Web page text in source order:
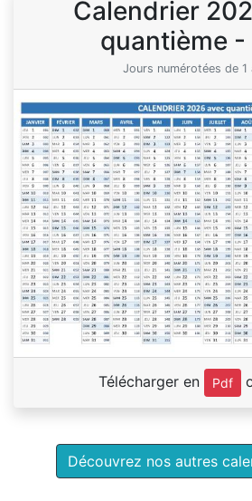
Calendrier
quantième -
Jours numérotées de 1
Télécharger en Pdf
Découvrez nos autres